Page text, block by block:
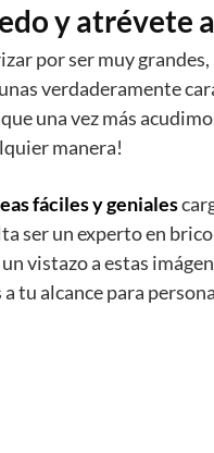
y atrévete
por ser muy
verdaderamente
una vez más
manera!
fácilesy geniales
ser un experto en
vistazo a estas
tu alcance para